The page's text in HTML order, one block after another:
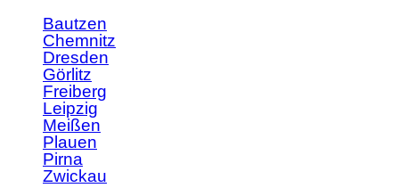
Bautzen
Chemnitz
Dresden
Görlitz
Freiberg
Leipzig
Meißen
Plauen
Pirna
Zwickau